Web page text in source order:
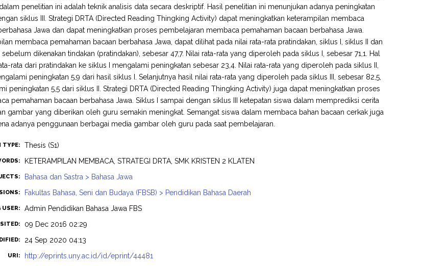
penelitian ini adalah teknik analisis data secara deskriptif. Hasil penelitian ini menunjukan adanya peningkatan
siklus III. Strategi DRTA (Directed Reading Thingking Activity) dapat meningkatkan keterampilan membaca
Jawa dan dapat meningkatkan proses pembelajaran membaca pemahaman bacaan berbahasa Jawa.
membaca pemahaman bacaan berbahasa Jawa, dapat dilihat pada nilai rata-rata pratindakan, siklus I, siklus II dan
sebelum dikenakan tindakan (pratindakan), sebesar 47,7. Nilai rata-rata yang diperoleh pada siklus I, sebesar 71,1. Hal
rata dari pratindakan ke siklus I mengalami peningkatan sebesar 23,4. Nilai rata-rata yang diperoleh pada siklus II,
peningkatan 5,9 dari hasil siklus I. Selanjutnya hasil nilai rata-rata yang diperoleh pada siklus III, sebesar 82,5,
peningkatan 5,5 dari siklus II. Strategi DRTA (Directed Reading Thingking Activity) juga dapat meningkatkan proses
pemahaman bacaan berbahasa Jawa. Siklus I sampai dengan siklus III ketepatan siswa dalam memprediksi cerita
gambar yang diberikan oleh guru semakin meningkat. Semangat siswa dalam membaca bahan bacaan cerkak juga
adanya penggunaan berbagai media gambar oleh guru pada saat pembelajaran.
TYPE: Thesis (S1)
KETERAMPILAN MEMBACA, STRATEGI DRTA, SMK KRISTEN 2 KLATEN
Bahasa dan Sastra > Bahasa Jawa
Fakultas Bahasa, Seni dan Budaya (FBSB) > Pendidikan Bahasa Daerah
USER: Admin Pendidikan Bahasa Jawa FBS
09 Dec 2016 02:29
24 Sep 2020 04:13
URI: http://eprints.uny.ac.id/id/eprint/44481